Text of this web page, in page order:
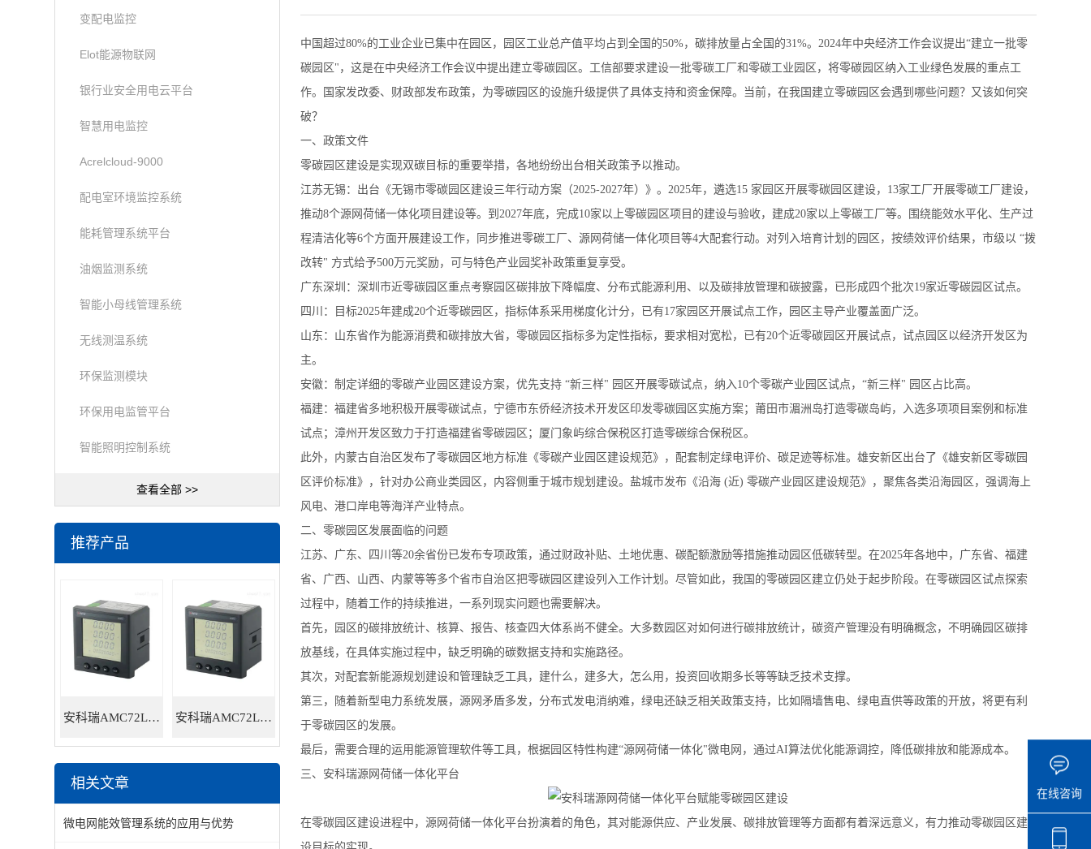
变配电监控
Elot能源物联网
银行业安全用电云平台
智慧用电监控
Acrelcloud-9000
配电室环境监控系统
能耗管理系统平台
油烟监测系统
智能小母线管理系统
无线测温系统
环保监测模块
环保用电监管平台
智能照明控制系统
查看全部 >>
推荐产品
安科瑞AMC72L-E4/HKC智能电力仪表 安科瑞AMC72L-E4/KC三相多功能智能电力仪表
相关文章
微电网能效管理系统的应用与优势
中国超过80%的工业企业已集中在园区，园区工业总产值平均占到全国的50%，碳排放量占全国的31%。2024年中央经济工作会议提出“建立一批零
碳园区"，这是在中央经济工作会议中提出建立零碳园区。工信部要求建设一批零碳工厂和零碳工业园区，将零碳园区纳入工业绿色发展的重点工
作。国家发改委、财政部发布政策，为零碳园区的设施升级提供了具体支持和资金保障。当前，在我国建立零碳园区会遇到哪些问题？又该如何突
破？
一、政策文件
零碳园区建设是实现双碳目标的重要举措，各地纷纷出台相关政策予以推动。
江苏无锡：出台《无锡市零碳园区建设三年行动方案（2025-2027年）》。2025年，遴选15 家园区开展零碳园区建设，13家工厂开展零碳工厂建设，
推动8个源网荷储一体化项目建设等。到2027年底，完成10家以上零碳园区项目的建设与验收，建成20家以上零碳工厂等。围绕能效水平化、生产过
程清洁化等6个方面开展建设工作，同步推进零碳工厂、源网荷储一体化项目等4大配套行动。对列入培育计划的园区，按绩效评价结果，市级以 “拨
改转" 方式给予500万元奖励，可与特色产业园奖补政策重复享受。
广东深圳：深圳市近零碳园区重点考察园区碳排放下降幅度、分布式能源利用、以及碳排放管理和碳披露，已形成四个批次19家近零碳园区试点。
四川：目标2025年建成20个近零碳园区，指标体系采用梯度化计分，已有17家园区开展试点工作，园区主导产业覆盖面广泛。
山东：山东省作为能源消费和碳排放大省，零碳园区指标多为定性指标，要求相对宽松，已有20个近零碳园区开展试点，试点园区以经济开发区为
主。
安徽：制定详细的零碳产业园区建设方案，优先支持 “新三样" 园区开展零碳试点，纳入10个零碳产业园区试点，“新三样" 园区占比高。
福建：福建省多地积极开展零碳试点，宁德市东侨经济技术开发区印发零碳园区实施方案；莆田市湄洲岛打造零碳岛屿，入选多项项目案例和标准
试点；漳州开发区致力于打造福建省零碳园区；厦门象屿综合保税区打造零碳综合保税区。
此外，内蒙古自治区发布了零碳园区地方标准《零碳产业园区建设规范》，配套制定绿电评价、碳足迹等标准。雄安新区出台了《雄安新区零碳园
区评价标准》，针对办公商业类园区，内容侧重于城市规划建设。盐城市发布《沿海 (近) 零碳产业园区建设规范》，聚焦各类沿海园区，强调海上
风电、港口岸电等海洋产业特点。
二、零碳园区发展面临的问题
江苏、广东、四川等20余省份已发布专项政策，通过财政补贴、土地优惠、碳配额激励等措施推动园区低碳转型。在2025年各地中，广东省、福建
省、广西、山西、内蒙等等多个省市自治区把零碳园区建设列入工作计划。尽管如此，我国的零碳园区建立仍处于起步阶段。在零碳园区试点探索
过程中，随着工作的持续推进，一系列现实问题也需要解决。
首先，园区的碳排放统计、核算、报告、核查四大体系尚不健全。大多数园区对如何进行碳排放统计，碳资产管理没有明确概念，不明确园区碳排
放基线，在具体实施过程中，缺乏明确的碳数据支持和实施路径。
其次，对配套新能源规划建设和管理缺乏工具，建什么，建多大，怎么用，投资回收期多长等等缺乏技术支撑。
第三，随着新型电力系统发展，源网矛盾多发，分布式发电消纳难，绿电还缺乏相关政策支持，比如隔墙售电、绿电直供等政策的开放，将更有利
于零碳园区的发展。
最后，需要合理的运用能源管理软件等工具，根据园区特性构建“源网荷储一体化"微电网，通过AI算法优化能源调控，降低碳排放和能源成本。
三、安科瑞源网荷储一体化平台
在零碳园区建设进程中，源网荷储一体化平台扮演着的角色，其对能源供应、产业发展、碳排放管理等方面都有着深远意义，有力推动零碳园区建
在线咨询